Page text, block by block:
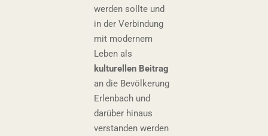
werden sollte und
in der Verbindung
mit modernem
Leben als
kulturellen Beitrag
an die Bevölkerung
Erlenbach und
darüber hinaus
verstanden werden